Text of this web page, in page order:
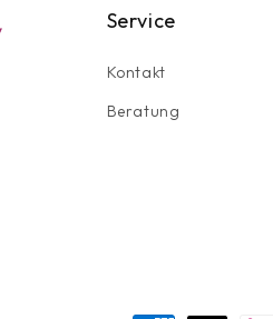
Service
Kontakt
Beratung